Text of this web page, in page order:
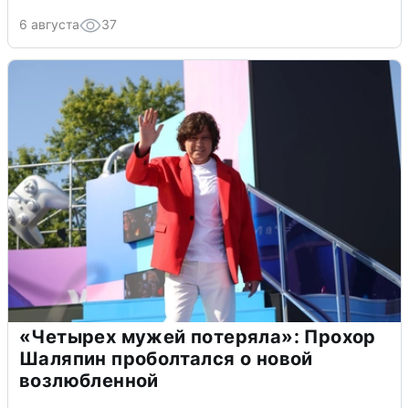
6 августа 37
«Четырех мужей потеряла»: Прохор
Шаляпин проболтался о новой
возлюбленной